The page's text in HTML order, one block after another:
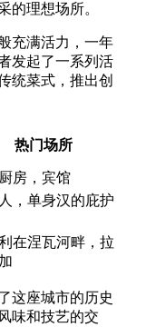
的理想场所。
充满活力，一年
发起了一系列活
统菜式，推出创
热门场所
房，宾馆
，单身汉的庇护
在涅瓦河畔，拉
这座城市的历史
味和技艺的交